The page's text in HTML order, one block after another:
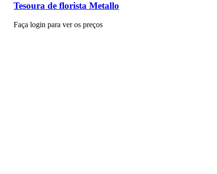
Tesoura de florista Metallo
Faça login para ver os preços